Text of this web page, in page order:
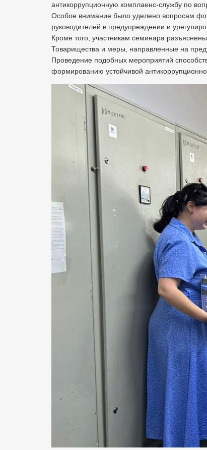
антикоррупционную комплаенс-службу по
Особое внимание было уделено вопросам
руководителей в предупреждении и
Кроме того, участникам семинара
Товарищества и меры, направленные на
Проведение подобных мероприятий
формированию устойчивой